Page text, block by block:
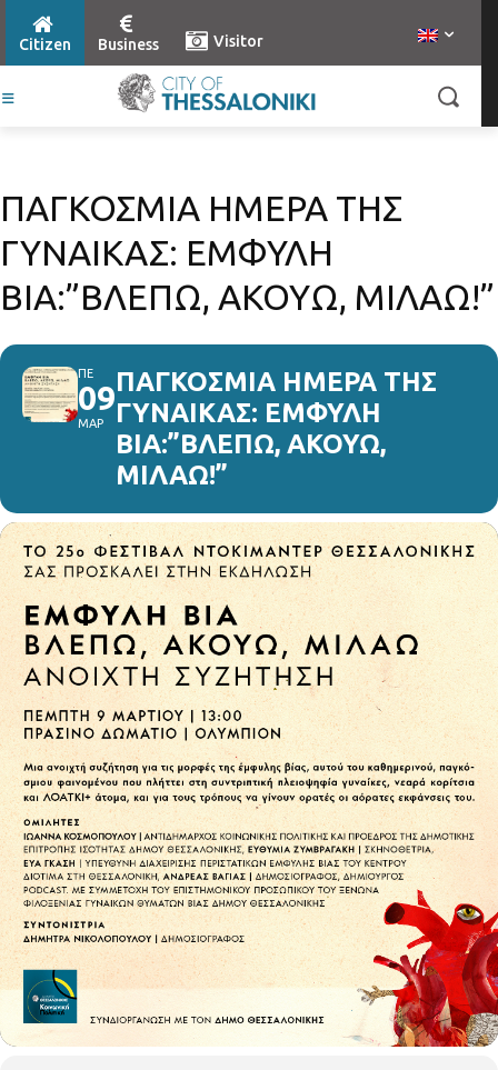
Citizen Business Visitor
ΠΑΓΚΟΣΜΙΑ ΗΜΕΡΑ ΤΗΣ
ΓΥΝΑΙΚΑΣ: ΕΜΦΥΛΗ
ΒΙΑ:”ΒΛΕΠΩ, ΑΚΟΥΩ, ΜΙΛΑΩ!”
ΠΕ
09
ΜΑΡ
ΠΑΓΚΟΣΜΙΑ ΗΜΕΡΑ ΤΗΣ
ΓΥΝΑΙΚΑΣ: ΕΜΦΥΛΗ
ΒΙΑ:”ΒΛΕΠΩ, ΑΚΟΥΩ,
ΜΙΛΑΩ!”